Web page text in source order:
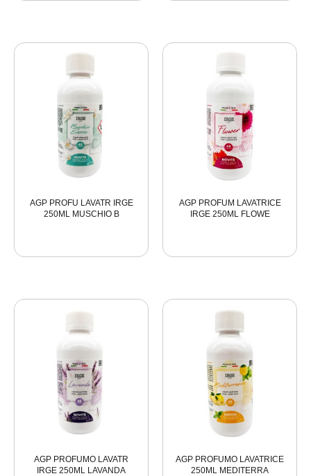
AGP PROFU LAVATR IRGE
250ML MUSCHIO B
AGP PROFUM LAVATRICE
IRGE 250ML FLOWE
AGP PROFUMO LAVATR
IRGE 250ML LAVANDA
AGP PROFUMO LAVATRICE
250ML MEDITERRA